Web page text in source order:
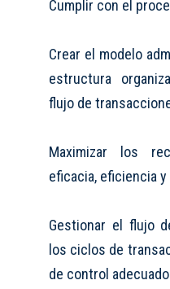
Cumplir con el
Crear el modelo
estructura
flujo de
Maximizar los
eficacia, eficiencia y
Gestionar el flujo
los ciclos de
de control